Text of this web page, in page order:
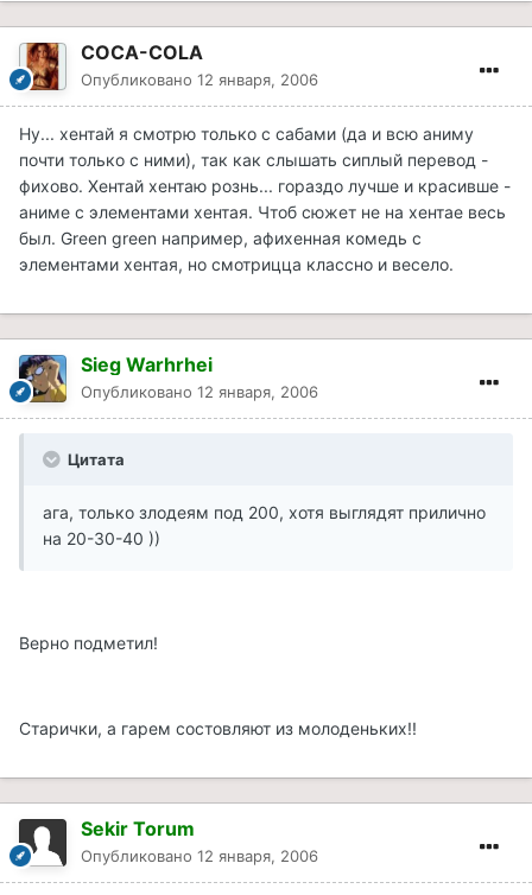
COCA-COLA
Опубликовано 12 января, 2006
Ну... хентай я смотрю только с сабами (да и всю аниму
почти только с ними), так как слышать сиплый перевод -
фихово. Хентай хентаю рознь... гораздо лучше и красивше -
аниме с элементами хентая. Чтоб сюжет не на хентае весь
был. Green green например, афихенная комедь с
элементами хентая, но смотрицца классно и весело.
Sieg Warhrhei
Опубликовано 12 января, 2006
Цитата
ага, только злодеям под 200, хотя выглядят прилично
на 20-30-40 ))
Верно подметил!
Старички, а гарем состовляют из молоденьких!!
Sekir Torum
Опубликовано 12 января, 2006